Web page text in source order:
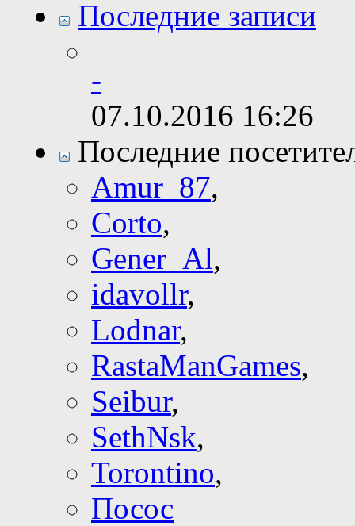
Последние записи
-
07.10.2016 16:26
Последние
Amur_87,
Corto,
Gener_Al,
idavollr,
Lodnar,
RastaManGames,
Seibur,
SethNsk,
Torontino,
Посос